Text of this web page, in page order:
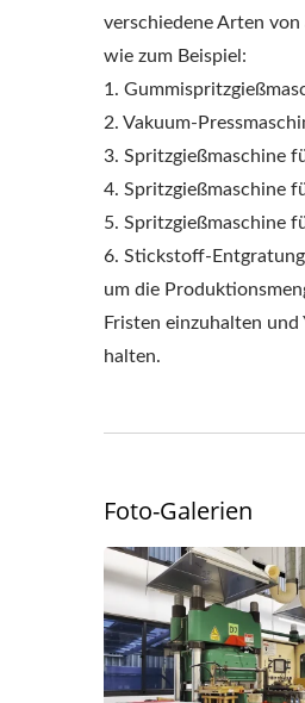
verschiedene Arten
wie zum Beispiel:
1.
2. Vakuum-
3. Spritzgießmaschine
4. Spritzgießmaschine
5. Spritzgießmaschine
6. Stickstoff-
um die
Fristen einzuhalten
halten.
Foto-Galerien